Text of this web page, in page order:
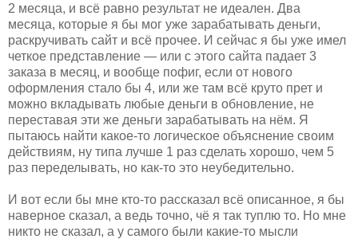
2 месяца, и всё равно результат не идеален. Два
месяца, которые я бы мог уже зарабатывать деньги,
раскручивать сайт и всё прочее. И сейчас я бы уже имел
четкое представление — или с этого сайта падает 3
заказа в месяц, и вообще пофиг, если от нового
оформления стало бы 4, или же там всё круто прет и
можно вкладывать любые деньги в обновление, не
переставая эти же деньги зарабатывать на нём. Я
пытаюсь найти какое-то логическое объяснение своим
действиям, ну типа лучше 1 раз сделать хорошо, чем 5
раз переделывать, но как-то это неубедительно.
И вот если бы мне кто-то рассказал всё описанное, я бы
наверное сказал, а ведь точно, чё я так туплю то. Но мне
никто не сказал, а у самого были какие-то мысли